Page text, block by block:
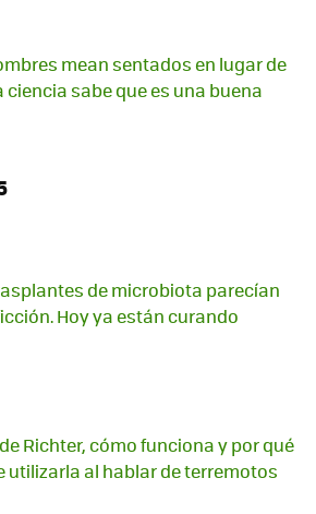
mean sentados en lugar de
ciencia sabe que es una buena
de microbiota parecían
Hoy ya están curando
Richter, cómo funciona y por qué
utilizarla al hablar de terremotos